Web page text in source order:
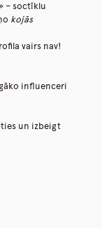
– soctīklu
kojās
vairs nav!
influenceri
un izbeigt